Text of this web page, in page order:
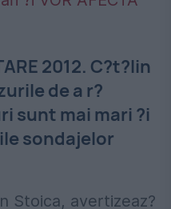
2012. C?t?lin
de a r?
sunt mai mari ?i
sondajelor
Stoica, avertizeaz?